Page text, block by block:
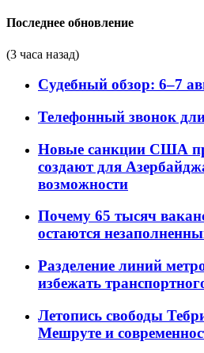
Последнее обновление
(3 часа назад)
Судебный обзор: 6–7
Телефонный звонок
Новые санкции США
создают для
возможности
Почему 65 тысяч
остаются
Разделение линий
избежать
Летопись свободы
Мешруте и